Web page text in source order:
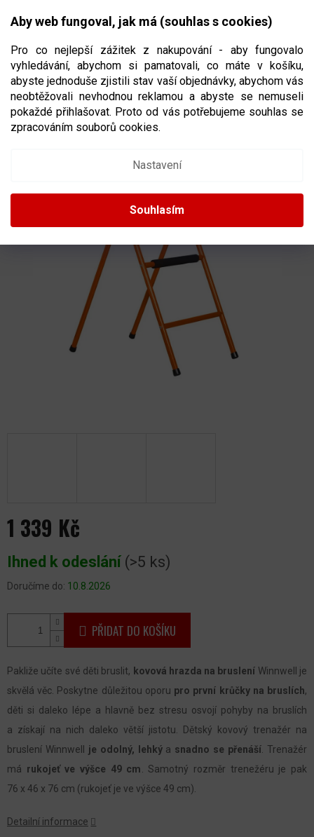
Aby web fungoval, jak má (souhlas s cookies)
Pro co nejlepší zážitek z nakupování - aby fungovalo
vyhledávání, abychom si pamatovali, co máte v košíku,
abyste jednoduše zjistili stav vaší objednávky, abychom vás
neobtěžovali nevhodnou reklamou a abyste se nemuseli
pokaždé přihlašovat. Proto od vás potřebujeme souhlas se
zpracováním souborů cookies.
Nastavení
Souhlasím
CZK
NÁKUPNÍ
DĚTSKÁ HRAZDA NA BRUSLENÍ
WINNWELL PRORUKOJEŤ VE VÝŠCE 49
1 339 Kč
cena:
Ihned k odeslání (>5 ks)
Doručíme do: 10.8.2026
PŘIDAT DO KOŠÍKU
Pakliže učíte své děti bruslit, kovová hrazda na bruslení Winnwell je
skvělá věc. Poskytne důležitou oporu pro první krůčky na bruslích,
děti si daleko lépe a hlavně bez stresu osvojí pohyby na bruslích
a získají na nich daleko větší jistotu. Dětský kovový trenažér na
bruslení Winnwell je odolný, lehkýa snadno se přenáší . Trenažér
má rukojeť ve výšce 49 cm . Samotný rozměr trenežéru je pak
76 x 46 x 76 cm (rukojeť je ve výšce 49 cm).
Detailní informace